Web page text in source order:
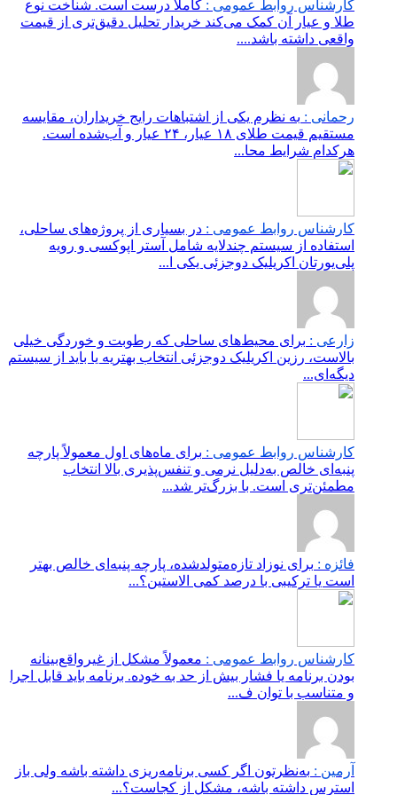
کارشناس روابط عمومی : کاملاً درست است. شناخت نوع
طلا و عیار آن کمک می‌کند خریدار تحلیل دقیق‌تری از قیمت
واقعی داشته باشد....
رحمانی : به نظرم یکی از اشتباهات رایج خریداران، مقایسه
مستقیم قیمت طلای ۱۸ عیار، ۲۴ عیار و آب‌شده است.
هرکدام شرایط محا...
کارشناس روابط عمومی : در بسیاری از پروژه‌های ساحلی،
استفاده از سیستم چندلایه شامل آستر اپوکسی و رویه
پلی‌یورتان اکریلیک دوجزئی یکی ا...
زارعی : برای محیط‌های ساحلی که رطوبت و خوردگی خیلی
بالاست، رزین اکریلیک دوجزئی انتخاب بهتریه یا باید از سیستم
دیگه‌ای...
کارشناس روابط عمومی : برای ماه‌های اول معمولاً پارچه
پنبه‌ای خالص به‌دلیل نرمی و تنفس‌پذیری بالا انتخاب
مطمئن‌تری است. با بزرگ‌تر شد...
فائزه : برای نوزاد تازه‌متولدشده، پارچه پنبه‌ای خالص بهتر
است یا ترکیبی با درصد کمی الاستین؟...
کارشناس روابط عمومی : معمولاً مشکل از غیرواقع‌بینانه
بودن برنامه یا فشار بیش از حد به خوده. برنامه باید قابل اجرا
و متناسب با توان ف...
آرمین : به‌نظرتون اگر کسی برنامه‌ریزی داشته باشه ولی باز
استرس داشته باشه، مشکل از کجاست؟...